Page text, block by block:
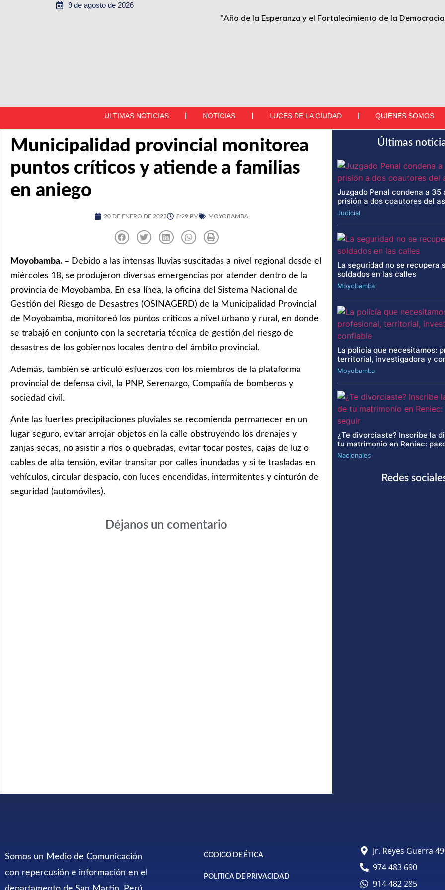
9 de agosto de 2026
"Año de la Esperanza y el Fortalecimiento de la
ULTIMAS NOTICIAS NOTICIAS LUCES DE LA CIUDAD QUIENES SOMOS
Municipalidad provincial monitorea
puntos críticos y atiende a familias
en aniego
20 DE ENERO DE 2023 8:29 PM MOYOBAMBA
Moyobamba. – Debido a las intensas lluvias suscitadas a nivel regional desde el
miércoles 18, se produjeron diversas emergencias por atender dentro de la
provincia de Moyobamba. En esa línea, la oficina del Sistema Nacional de
Gestión del Riesgo de Desastres (OSINAGERD) de la Municipalidad Provincial
de Moyobamba, monitoreó los puntos críticos a nivel urbano y rural, en donde
se trabajó en conjunto con la secretaria técnica de gestión del riesgo de
desastres de los gobiernos locales dentro del ámbito provincial.
Además, también se articuló esfuerzos con los miembros de la plataforma
provincial de defensa civil, la PNP, Serenazgo, Compañía de bomberos y
sociedad civil.
Ante las fuertes precipitaciones pluviales se recomienda permanecer en un
lugar seguro, evitar arrojar objetos en la calle obstruyendo los drenajes y
zanjas secas, no asistir a ríos o quebradas, evitar tocar postes, cajas de luz o
cables de alta tensión, evitar transitar por calles inundadas y si te trasladas en
vehículos, circular despacio, con luces encendidas, intermitentes y cinturón de
seguridad (automóviles).
Déjanos un comentario
Últimas
Juzgado Penal condena a 35
prisión a dos coautores del
Judicial
La seguridad no se recupera
soldados en las calles
Moyobamba
La policía que necesitamos:
territorial, investigadora y
Moyobamba
¿Te divorciaste? Inscribe la
tu matrimonio en Reniec:
Nacionales
Redes
Somos un Medio de Comunicación
con repercusión e información en el
CODIGO DE ÉTICA
POLITICA DE PRIVACIDAD
Jr. Reyes Guerra
974 483 690
914 482 285